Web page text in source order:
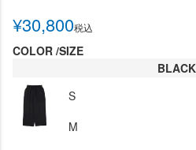
¥30,800税込
COLOR SIZE
BLACK
S
M